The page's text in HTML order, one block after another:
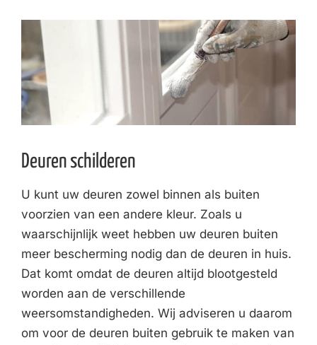
Deuren schilderen
U kunt uw deuren zowel binnen als buiten
voorzien van een andere kleur. Zoals u
waarschijnlijk weet hebben uw deuren buiten
meer bescherming nodig dan de deuren in huis.
Dat komt omdat de deuren altijd blootgesteld
worden aan de verschillende
weersomstandigheden. Wij adviseren u daarom
om voor de deuren buiten gebruik te maken van